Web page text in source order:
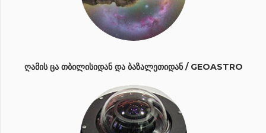
ᲦᲐᲛᲘᲡ ᲪᲐ ᲗᲑᲘᲚᲘᲡᲘᲓᲐᲜ ᲓᲐ ᲑᲐᲖᲐᲚᲔᲗᲘᲓᲐᲜ / GEOASTRO